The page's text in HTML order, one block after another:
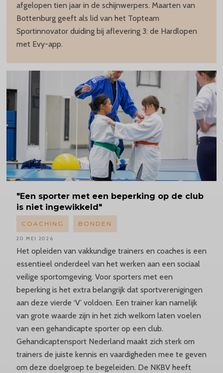
afgelopen tien jaar in de schijnwerpers. Maarten van
Bottenburg geeft als lid van het Topteam
Sportinnovator duiding bij aflevering 3: de Hardlopen
met Evy-app.
"Een sporter met een beperking op de club
is niet ingewikkeld"
Het opleiden van vakkundige trainers en coaches is een
essentieel onderdeel van het werken aan een sociaal
veilige sportomgeving. Voor sporters met een
beperking is het extra belangrijk dat sportverenigingen
aan deze vierde ‘V’ voldoen. Een trainer kan namelijk
van grote waarde zijn in het zich welkom laten voelen
van een gehandicapte sporter op een club.
Gehandicaptensport Nederland maakt zich sterk om
trainers de juiste kennis en vaardigheden mee te geven
om deze doelgroep te begeleiden. De NKBV heeft
COACHING BONDEN
20 MEI 2026